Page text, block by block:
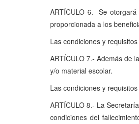
ARTÍCULO 6.- Se
proporcionada a los
Las condiciones y
ARTÍCULO 7.- Además de
y/o material escolar.
Las condiciones y
ARTÍCULO 8.- La
condiciones del